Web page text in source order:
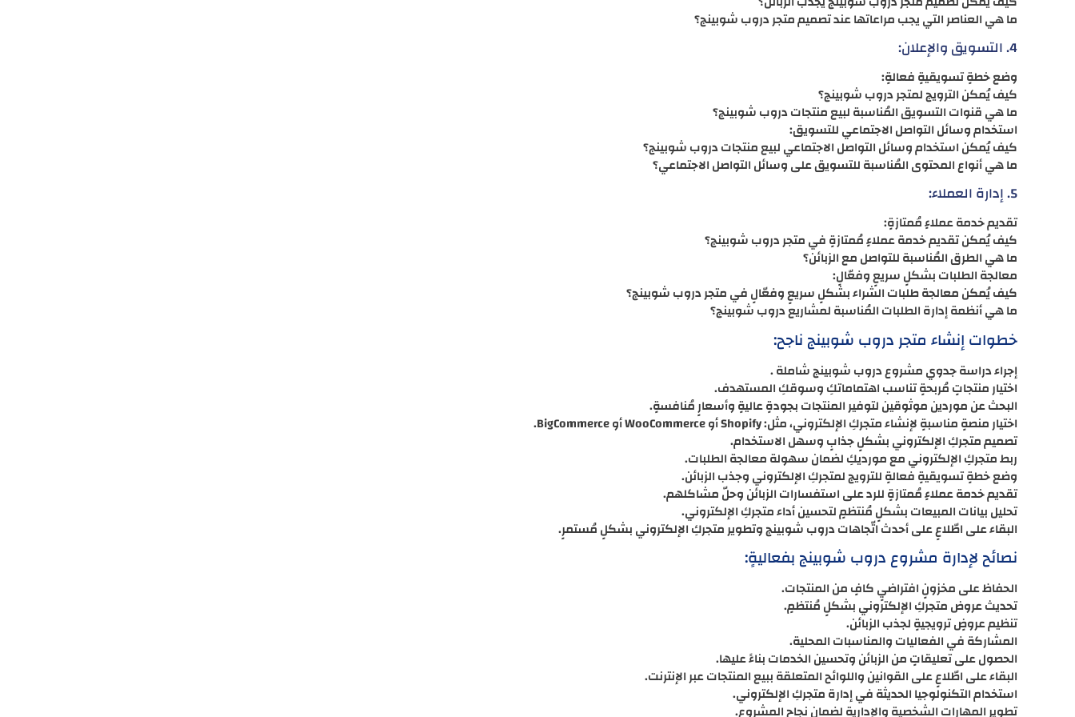
ما هي العناصر التي يجب مراعاتها عند تصميم متجر دروب شوبينج؟
4. التسويق والإعلان:
وضع خطةٍ تسويقيةٍ فعالةٍ:
كيف يُمكن الترويج لمتجر دروب شوبينج؟
ما هي قنوات التسويق المُناسبة لبيع منتجات دروب شوبينج؟
استخدام وسائل التواصل الاجتماعي للتسويق:
كيف يُمكن استخدام وسائل التواصل الاجتماعي لبيع منتجات دروب شوبينج؟
ما هي أنواع المحتوى المُناسبة للتسويق على وسائل التواصل الاجتماعي؟
5. إدارة العملاء:
تقديم خدمة عملاءٍ مُمتازةٍ:
كيف يُمكن تقديم خدمة عملاءٍ مُمتازةٍ في متجر دروب شوبينج؟
ما هي الطرق المُناسبة للتواصل مع الزبائن؟
معالجة الطلبات بشكلٍ سريعٍ وفعّالٍ:
كيف يُمكن معالجة طلبات الشراء بشكلٍ سريعٍ وفعّالٍ في متجر دروب شوبينج؟
ما هي أنظمة إدارة الطلبات المُناسبة لمشاريع دروب شوبينج؟
خطوات إنشاء متجر دروب شوبينج ناجح:
إجراء دراسة جدوي مشروع دروب شوبينج شاملة .
اختيار منتجاتٍ مُربحةٍ تناسب اهتماماتكِ وسوقكِ المستهدف.
البحث عن موردين موثوقين لتوفير المنتجات بجودةٍ عاليةٍ وأسعارٍ مُنافسةٍ.
اختيار منصةٍ مناسبةٍ لإنشاء متجركِ الإلكتروني، مثل: Shopify أو WooCommerce أو BigCommerce.
تصميم متجركِ الإلكتروني بشكلٍ جذابٍ وسهل الاستخدام.
ربط متجركِ الإلكتروني مع مورديكِ لضمان سهولة معالجة الطلبات.
وضع خطةٍ تسويقيةٍ فعالةٍ للترويج لمتجركِ الإلكتروني وجذب الزبائن.
تقديم خدمة عملاءٍ مُمتازةٍ للرد على استفسارات الزبائن وحلّ مشاكلهم.
تحليل بيانات المبيعات بشكلٍ مُنتظمٍ لتحسين أداء متجركِ الإلكتروني.
البقاء على اطّلاعٍ على أحدث اتّجاهات دروب شوبينج وتطوير متجركِ الإلكتروني بشكلٍ مُستمرٍ.
نصائح لإدارة مشروع دروب شوبينج بفعاليةٍ:
الحفاظ على مخزونٍ افتراضيٍ كافٍ من المنتجات.
تحديث عروض متجركِ الإلكتروني بشكلٍ مُنتظمٍ.
تنظيم عروضٍ ترويجيةٍ لجذب الزبائن.
المشاركة في الفعاليات والمناسبات المحلية.
الحصول على تعليقاتٍ من الزبائن وتحسين الخدمات بناءً عليها.
البقاء على اطّلاعٍ على القوانين واللوائح المتعلقة ببيع المنتجات عبر الإنترنت.
استخدام التكنولوجيا الحديثة في إدارة متجركِ الإلكتروني.
تطوير المهارات الشخصية والإدارية لضمان نجاح المشروع.